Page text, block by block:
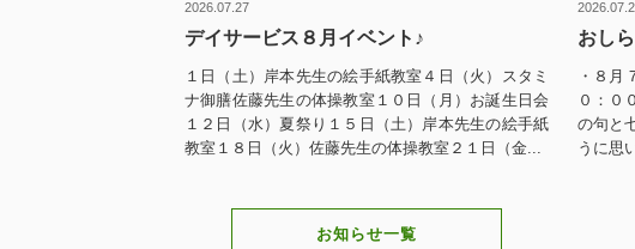
2026.07.27
デイサービス８月イベント♪
１日（土）岸本先生の絵手紙教室４日（火）スタミ
ナ御膳佐藤先生の体操教室１０日（月）お誕生日会
１２日（水）夏祭り１５日（土）岸本先生の絵手紙
教室１８日（火）佐藤先生の体操教室２１日（金...
おし
・８月
０：０
の句と
うに思
お知らせ一覧